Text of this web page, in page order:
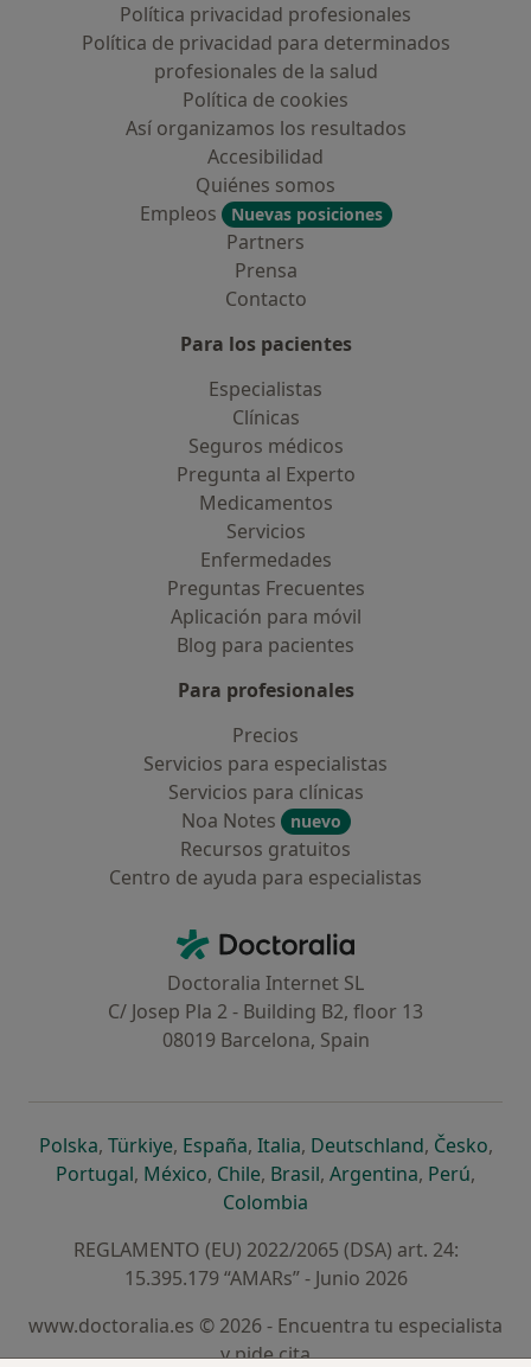
Política privacidad profesionales
Política de privacidad para determinados
profesionales de la salud
Política de cookies
Así organizamos los resultados
Accesibilidad
Quiénes somos
Empleos
Nuevas posiciones
Partners
Prensa
Contacto
Para los pacientes
Especialistas
Clínicas
Seguros médicos
Pregunta al Experto
Medicamentos
Servicios
Enfermedades
Preguntas Frecuentes
Aplicación para móvil
Blog para pacientes
Para profesionales
Precios
Servicios para especialistas
Servicios para clínicas
Noa Notes
nuevo
Recursos gratuitos
Centro de ayuda para especialistas
Doctoralia - Página de inicio
Doctoralia Internet SL
C/ Josep Pla 2 - Building B2, floor 13
08019 Barcelona, Spain
Polskase abre en una nueva pestaña
, Türkiyese abre en una nueva pestaña
, Españase abre en una nueva pestaña
, Italiase abre en una nueva
, Deutschlandse abre en
, Českose
,
Portugalse abre en una nueva pestaña
, Méxicose abre en una nueva pestaña
, Chilese abre en una nueva pestaña
, Brasilse abre en una nueva
, Argentinase abre en
, Perúse
,
Colombia
REGLAMENTO (EU) 2022/2065 (DSA) art. 24:
15.395.179 “AMARs” - Junio 2026
www.doctoralia.es © 2026 - Encuentra tu especialista
y pide cita